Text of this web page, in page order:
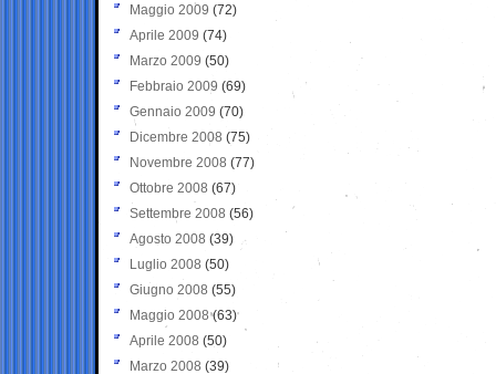
Maggio 2009 (72)
Aprile 2009 (74)
Marzo 2009 (50)
Febbraio 2009 (69)
Gennaio 2009 (70)
Dicembre 2008 (75)
Novembre 2008 (77)
Ottobre 2008 (67)
Settembre 2008 (56)
Agosto 2008 (39)
Luglio 2008 (50)
Giugno 2008 (55)
Maggio 2008(63)
Aprile 2008 (50)
Marzo 2008 (39)